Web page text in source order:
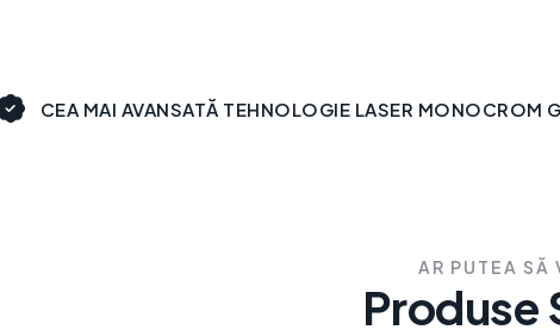
CEA MAI AVANSATĂ TEHNOLOGIE LASER MONOCROM
AR PUTEA SĂ
Produse